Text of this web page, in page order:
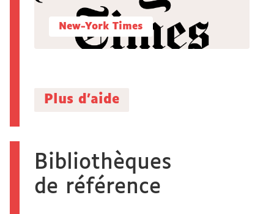
New-York Times
Plus d'aide
Bibliothèques
de référence